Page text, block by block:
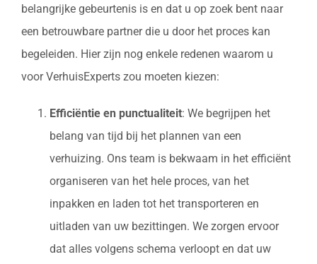
belangrijke gebeurtenis is en dat u op zoek bent naar
een betrouwbare partner die u door het proces kan
begeleiden. Hier zijn nog enkele redenen waarom u
voor VerhuisExperts zou moeten kiezen:
Efficiëntie en punctualiteit: We begrijpen het
belang van tijd bij het plannen van een
verhuizing. Ons team is bekwaam in het efficiënt
organiseren van het hele proces, van het
inpakken en laden tot het transporteren en
uitladen van uw bezittingen. We zorgen ervoor
dat alles volgens schema verloopt en dat uw